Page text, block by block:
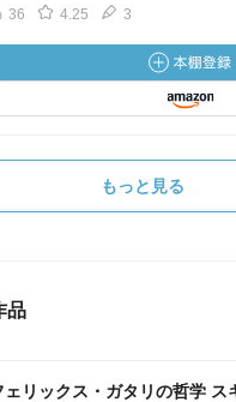
36 4.25 3
もっと見る
品
ェリックス・ガタリの哲学 ス